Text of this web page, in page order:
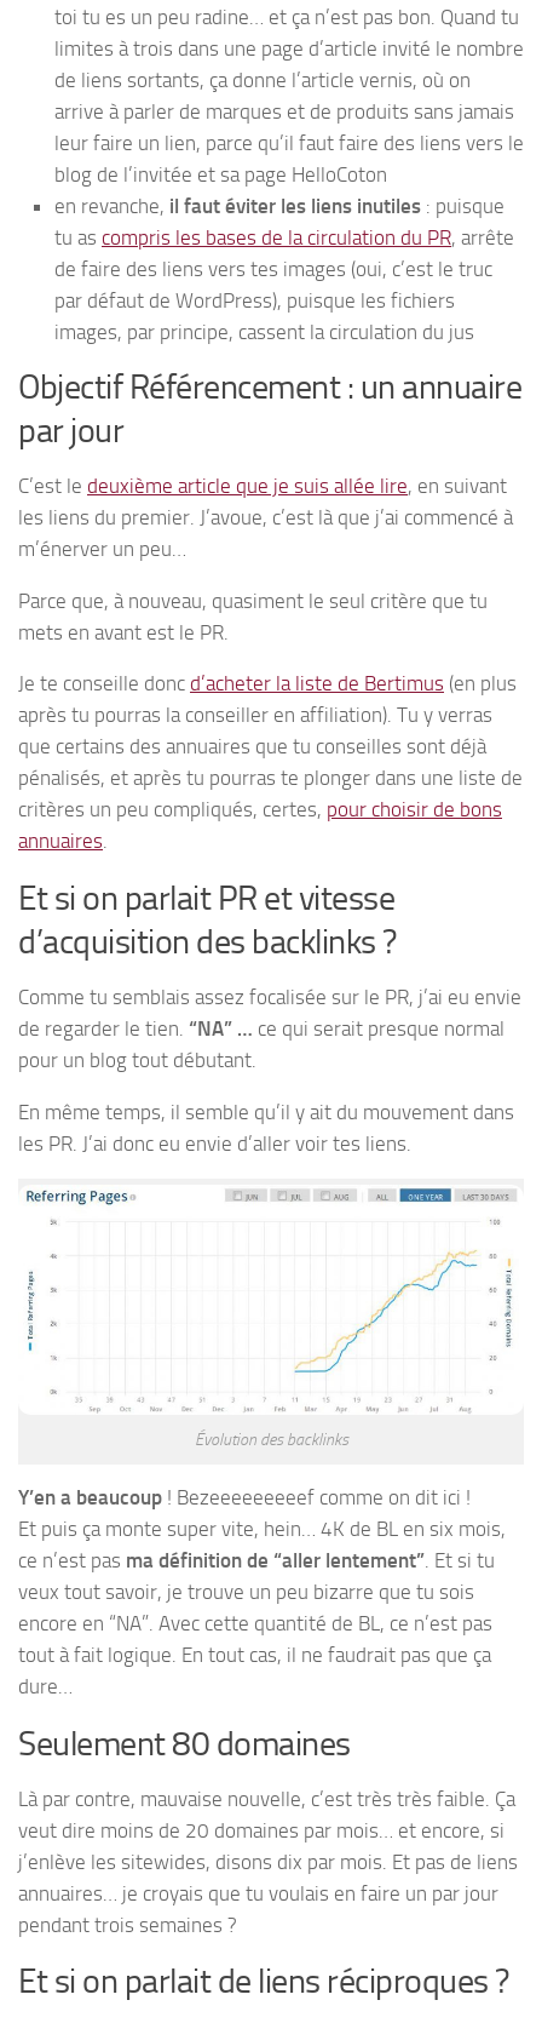
toi tu es un peu radine… et ça n’est pas bon. Quand tu
limites à trois dans une page d’article invité le nombre
de liens sortants, ça donne l’article vernis, où on
arrive à parler de marques et de produits sans jamais
leur faire un lien, parce qu’il faut faire des liens vers le
blog de l’invitée et sa page HelloCoton
en revanche, il faut éviter les liens inutiles : puisque
tu as compris les bases de la circulation du PR, arrête
de faire des liens vers tes images (oui, c’est le truc
par défaut de WordPress), puisque les fichiers
images, par principe, cassent la circulation du jus
Objectif Référencement : un annuaire
par jour
C’est le deuxième article que je suis allée lire, en suivant
les liens du premier. J’avoue, c’est là que j’ai commencé à
m’énerver un peu…
Parce que, à nouveau, quasiment le seul critère que tu
mets en avant est le PR.
Je te conseille donc d’acheter la liste de Bertimus (en plus
après tu pourras la conseiller en affiliation). Tu y verras
que certains des annuaires que tu conseilles sont déjà
pénalisés, et après tu pourras te plonger dans une liste de
critères un peu compliqués, certes, pour choisir de bons
annuaires.
Et si on parlait PR et vitesse
d’acquisition des backlinks ?
Comme tu semblais assez focalisée sur le PR, j’ai eu envie
de regarder le tien. “NA” … ce qui serait presque normal
pour un blog tout débutant.
En même temps, il semble qu’il y ait du mouvement dans
les PR. J’ai donc eu envie d’aller voir tes liens.
Évolution des backlinks
Y’en a beaucoup ! Bezeeeeeeeeef comme on dit ici !
Et puis ça monte super vite, hein… 4K de BL en six mois,
ce n’est pas ma définition de “aller lentement” . Et si tu
veux tout savoir, je trouve un peu bizarre que tu sois
encore en “NA”. Avec cette quantité de BL, ce n’est pas
tout à fait logique. En tout cas, il ne faudrait pas que ça
dure…
Seulement 80 domaines
Là par contre, mauvaise nouvelle, c’est très très faible. Ça
veut dire moins de 20 domaines par mois… et encore, si
j’enlève les sitewides, disons dix par mois. Et pas de liens
annuaires… je croyais que tu voulais en faire un par jour
pendant trois semaines ?
Et si on parlait de liens réciproques ?